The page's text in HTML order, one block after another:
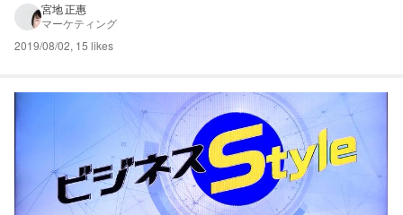
を続けて、より多くの皆さまに応援していただけるように社員一同、努
力してまいります。 今後とも引き続き、よろしくお...
宮地 正惠
マーケティング
2019/08/02, 15 likes